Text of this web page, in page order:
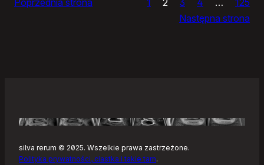
Następna strona
silva rerum © 2025. Wszelkie prawa zastrzeżone.
Polityka prywatności, ciastka i takie tam.